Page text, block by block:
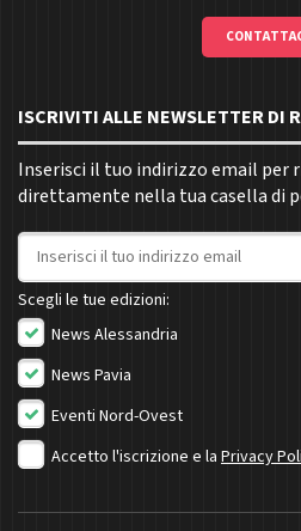
ISCRIVITI ALLE NEWSLETTER DI
Inserisci il tuo indirizzo email per
direttamente nella tua casella di
Indirizzo email
Scegli le tue edizioni:
News Alessandria
News Pavia
Eventi Nord-Ovest
Accetto l'iscrizione e la Privacy